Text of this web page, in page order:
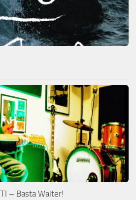
– Basta Walter!